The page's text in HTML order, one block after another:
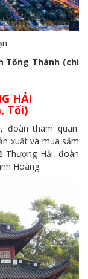
Tống Thành (chi
HẢI
đoàn tham quan:
xuất và mua sắm
Thượng Hải, đoàn
Hoàng.